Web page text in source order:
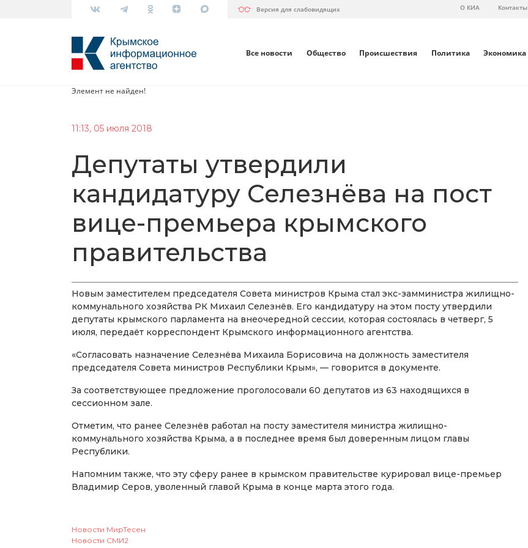
Версия для слабовидящих О КИА Контакты
Все новости Общество Происшествия Политика Экономика
Элемент не найден!
11:13, 05 июля 2018
Депутаты утвердили
кандидатуру Селезнёва на пост
вице-премьера крымского
правительства
Новым заместителем председателя Совета министров Крыма стал экс-замминистра жилищно-
коммунального хозяйства РК Михаил Селезнёв. Его кандидатуру на этом посту утвердили
депутаты крымского парламента на внеочередной сессии, которая состоялась в четверг, 5
июля, передаёт корреспондент Крымского информационного агентства.
«Согласовать назначение Селезнёва Михаила Борисовича на должность заместителя
председателя Совета министров Республики Крым», — говорится в документе.
За соответствующее предложение проголосовали 60 депутатов из 63 находящихся в
сессионном зале.
Отметим, что ранее Селезнёв работал на посту заместителя министра жилищно-
коммунального хозяйства Крыма, а в последнее время был доверенным лицом главы
Республики.
Напомним также, что эту сферу ранее в крымском правительстве курировал вице-премьер
Владимир Серов, уволенный главой Крыма в конце марта этого года.
Новости МирТесен
Новости СМИ2